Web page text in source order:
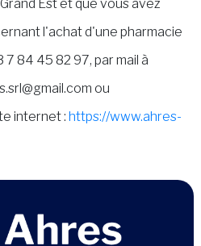
Est et que vous avez
l'achat d'une pharmacie
84 45 82 97, par mail à
ou
internet :https://www.ahres-